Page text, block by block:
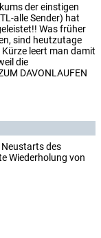
der einstigen
alle Sender) hat
Was früher
sind heutzutage
Kürze leert man damit
die
DAVONLAUFEN
Neustarts des
Wiederholung von